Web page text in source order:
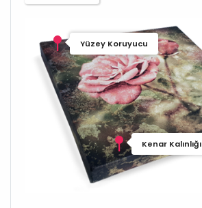
Yüzey Koruyucu
Kenar Kalınlığı